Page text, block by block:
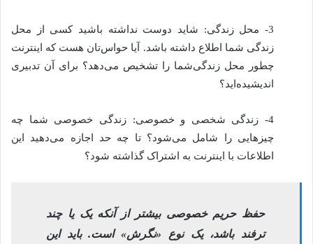
3- محل زندگی: شاید دوست نداشته باشید کسی از محل
زندگی شما اطلاع داشته باشد. آیا حواس‌تان هست که اینترنت
چطور محل زندگی‌شما را تشخیص می‌دهد؟ برای آن تدبیری
اندیشیده‌اید؟
4- زندگی شخصی و خصوصی: زندگی خصوصی شما چه
چیزهایی را شامل می‌شود؟ تا چه حد اجازه می‌دهید این
اطلاعات با اینترنت به اشتراک گذاشته شود؟
حفظ حریم خصوصی بیشتر از آنکه یک یا چند
ترفند باشد، یک نوع «نگرش» است. باید این